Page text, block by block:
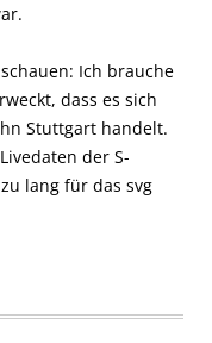
Ich brauche
dass es sich
Stuttgart handelt.
der S-
lang für das svg